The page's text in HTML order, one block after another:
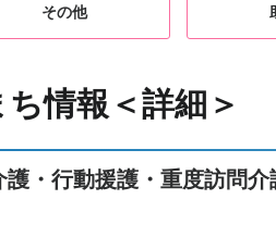
その他
ち情報＜詳細＞
行動援護・重度訪問介